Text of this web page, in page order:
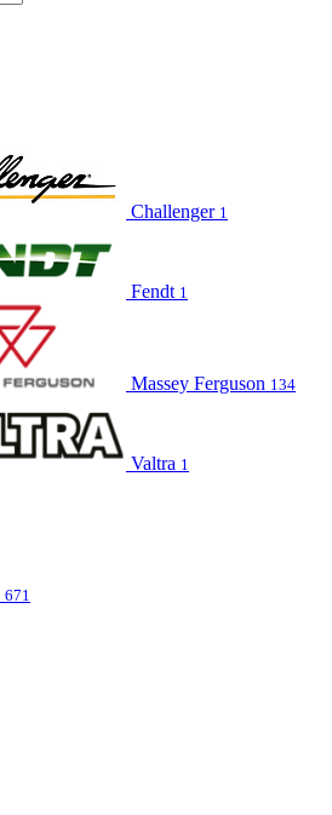
Challenger 1
Fendt 1
Massey Ferguson 134
Valtra 1
671